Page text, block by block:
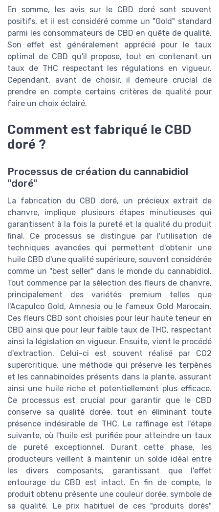
En somme, les avis sur le CBD doré sont souvent
positifs, et il est considéré comme un "Gold" standard
parmi les consommateurs de CBD en quête de qualité.
Son effet est généralement apprécié pour le taux
optimal de CBD qu'il propose, tout en contenant un
taux de THC respectant les régulations en vigueur.
Cependant, avant de choisir, il demeure crucial de
prendre en compte certains critères de qualité pour
faire un choix éclairé.
Comment est fabriqué le CBD
doré ?
Processus de création du cannabidiol
"doré"
La fabrication du CBD doré, un précieux extrait de
chanvre, implique plusieurs étapes minutieuses qui
garantissent à la fois la pureté et la qualité du produit
final. Ce processus se distingue par l'utilisation de
techniques avancées qui permettent d'obtenir une
huile CBD d'une qualité supérieure, souvent considérée
comme un "best seller" dans le monde du cannabidiol.
Tout commence par la sélection des fleurs de chanvre,
principalement des variétés premium telles que
l'Acapulco Gold, Amnesia ou le fameux Gold Marocain.
Ces fleurs CBD sont choisies pour leur haute teneur en
CBD ainsi que pour leur faible taux de THC, respectant
ainsi la législation en vigueur. Ensuite, vient le procédé
d'extraction. Celui-ci est souvent réalisé par CO2
supercritique, une méthode qui préserve les terpènes
et les cannabinoïdes présents dans la plante, assurant
ainsi une huile riche et potentiellement plus efficace.
Ce processus est crucial pour garantir que le CBD
conserve sa qualité dorée, tout en éliminant toute
présence indésirable de THC. Le raffinage est l'étape
suivante, où l'huile est purifiée pour atteindre un taux
de pureté exceptionnel. Durant cette phase, les
producteurs veillent à maintenir un solde idéal entre
les divers composants, garantissant que l'effet
entourage du CBD est intact. En fin de compte, le
produit obtenu présente une couleur dorée, symbole de
sa qualité. Le prix habituel de ces "produits dorés"